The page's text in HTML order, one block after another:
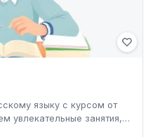
языку с курсом от
увлекательные занятия,